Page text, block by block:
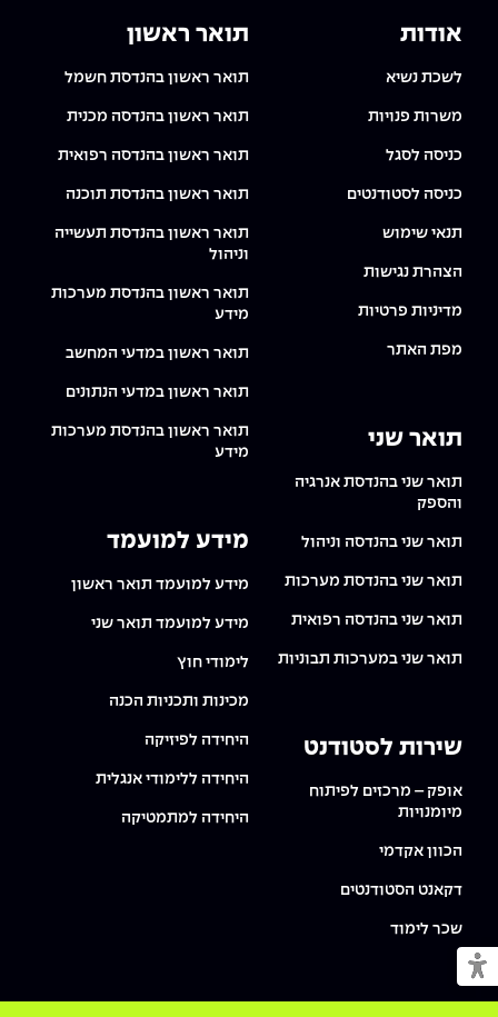
מעבר למצב נגיש
אודות
לשכת נשיא
משרות פנויות
כניסה לסגל
כניסה לסטודנטים
תנאי שימוש
הצהרת נגישות
מדיניות פרטיות
מפת האתר
תואר שני
תואר שני בהנדסת אנרגיה
והספק
תואר שני בהנדסה וניהול
תואר שני בהנדסת מערכות
תואר שני בהנדסה רפואית
תואר שני במערכות תבוניות
שירות לסטודנט
אופק – מרכזים לפיתוח
מיומנויות
הכוון אקדמי
דקאנט הסטודנטים
שכר לימוד
תואר ראשון
תואר ראשון בהנדסת חשמל
תואר ראשון בהנדסה מכנית
תואר ראשון בהנדסה רפואית
תואר ראשון בהנדסת תוכנה
תואר ראשון בהנדסת תעשייה
וניהול
תואר ראשון בהנדסת מערכות
מידע
תואר ראשון במדעי המחשב
תואר ראשון במדעי הנתונים
תואר ראשון בהנדסת מערכות
מידע
מידע למועמד
מידע למועמד תואר ראשון
מידע למועמד תואר שני
לימודי חוץ
מכינות ותכניות הכנה
היחידה לפיזיקה
היחידה ללימודי אנגלית
היחידה למתמטיקה